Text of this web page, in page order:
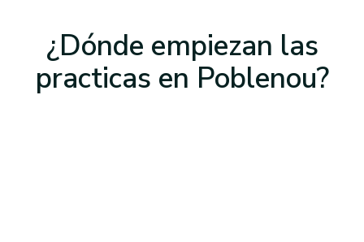
¿Dónde empiezan las
practicas en Poblenou?